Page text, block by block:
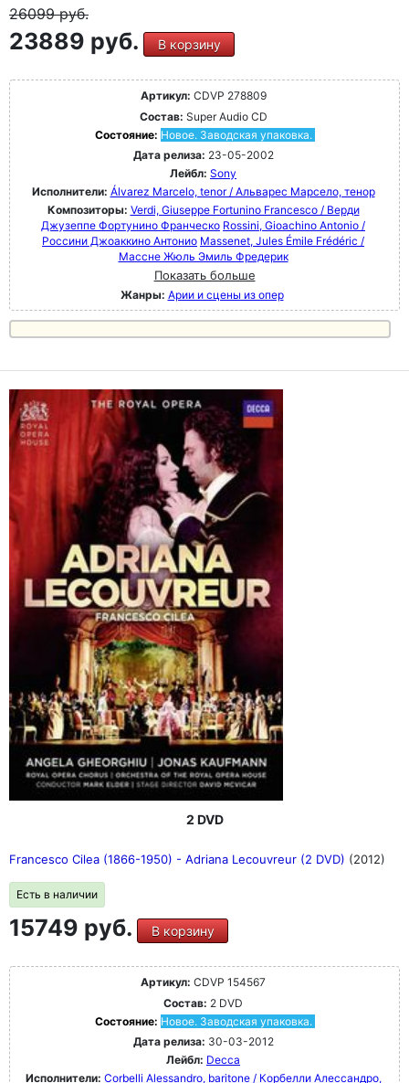
26099руб.
23889 руб. В корзину
Артикул: CDVP 278809
Состав: Super Audio CD
Состояние: Новое. Заводская упаковка.
Дата релиза: 23-05-2002
Лейбл: Sony
Исполнители: Álvarez Marcelo, tenor / Альварес Марсело, тенор
Композиторы: Verdi, Giuseppe Fortunino Francesco / Верди
Джузеппе Фортунино Франческо Rossini, Gioachino Antonio /
Россини Джоаккино Антонио Massenet, Jules Émile Frédéric /
Массне Жюль Эмиль Фредерик
Показать больше
Жанры: Арии и сцены из опер
2 DVD
Francesco Cilea (1866-1950) - Adriana Lecouvreur (2 DVD) (2012)
Есть в наличии
15749 руб. В корзину
Артикул: CDVP 154567
Состав: 2 DVD
Состояние: Новое. Заводская упаковка.
Дата релиза: 30-03-2012
Лейбл: Decca
Исполнители: Corbelli Alessandro, baritone / Корбелли Алессандро,